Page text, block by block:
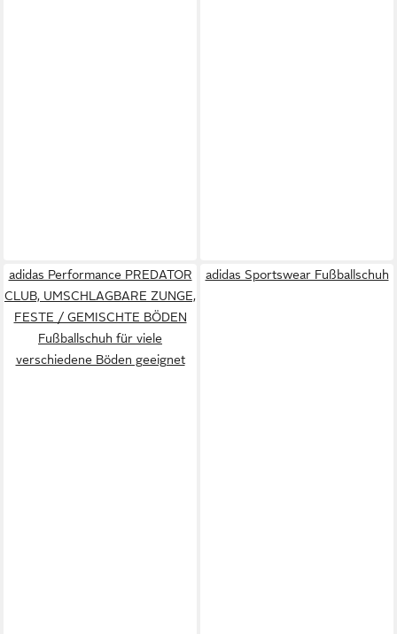
adidas Performance PREDATOR
CLUB, UMSCHLAGBARE ZUNGE,
FESTE / GEMISCHTE BÖDEN
Fußballschuh für viele
verschiedene Böden geeignet
adidas Sportswear Fußballschuh